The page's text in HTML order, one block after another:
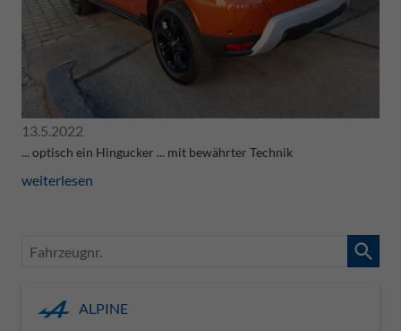
13.5.2022
... optisch ein Hingucker ... mit bewährter Technik
weiterlesen
Fahrzeugnr.
ALPINE